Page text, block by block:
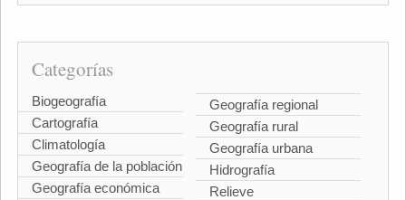
Categorías
Biogeografía
Cartografía
Climatología
Geografía de la población
Geografía económica
Geografía regional
Geografía rural
Geografía urbana
Hidrografía
Relieve